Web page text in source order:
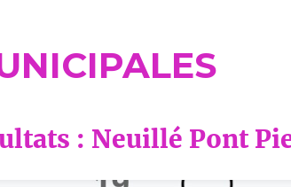
: Neuillé Pont